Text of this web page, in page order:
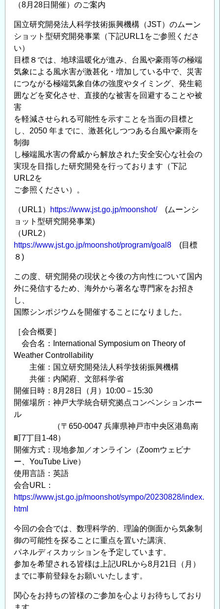
（8月28日開催）のご案内
国立研究開発法人科学技術振興機構（JST）のムーン
ショット型研究開発事業（下記URL1をご参照くださ
い）
目標８では、地球温暖化が進み、台風や豪雨等の極端
気象による風水害が激甚化・増加している中で、災害
につながる極端気象自体の強度やタイミング、発生範
囲などを変化させ、直接的な被害を回避することや被
害
を軽減させられる可能性を示すことを当面の目標と
し、2050 年までに、激甚化しつつある台風や豪雨を
制御
し極端風水害の脅威から解放された安全安心な社会の
実現を目指した研究開発を行っております（下記
URL2を
ご参照ください）。
（URL1） https://www.jst.go.jp/moonshot/(ムーンシ
ョット型研究開発事業)
（URL2）
https://www.jst.go.jp/moonshot/program/goal8 (目標
８)
この度、研究開発の現状と今後の方向性について国内
外に発信するため、海外から著名な専門家をお招き
し、
国際シンポジウムを開催することになりました。
［会合概要］
会合名：International Symposium on Theory of
Weather Controllability
主催：国立研究開発法人科学技術振興機構
共催：内閣府、文部科学省
開催日時：8月28日（月）10:00－15:30
開催場所：神戸大学統合研究拠点コンベンションホー
ル
（〒650-0047 兵庫県神戸市中央区港島南
町7丁目1-48）
開催方式：現地参加／オンライン（Zoomウェビナ
ー、YouTube Live）
使用言語：英語
会合URL：
https://www.jst.go.jp/moonshot/sympo/20230828/index.
html
今回の会合では、数理科学的、理論的側面から気象制
御の可能性を探ることに重点を置いた講演、
パネルディスカッションを予定しています。
参加を希望される皆様は上記URLから8月21日（月）
までに事前登録をお願いいたします。
関心をお持ちの皆様のご参加を心よりお待ちしており
ます。